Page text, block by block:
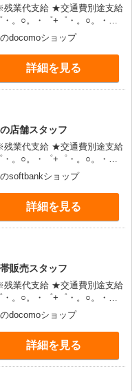
残業代支給 ★交通費別途支給
定有) お友達を紹介
給(規定有) ★月2回払
程有）★ ゜・。○。・゜
docomoショップ
詳細を見る
店舗スタッフ
残業代支給 ★交通費別途支給
定有) お友達を紹介
給(規定有) ★月2回払
程有）★ ゜・。○。・゜
softbankショップ
詳細を見る
販売スタッフ
残業代支給 ★交通費別途支給
定有) お友達を紹介
給(規定有) ★月2回払
程有）★ ゜・。○。・゜
docomoショップ
詳細を見る